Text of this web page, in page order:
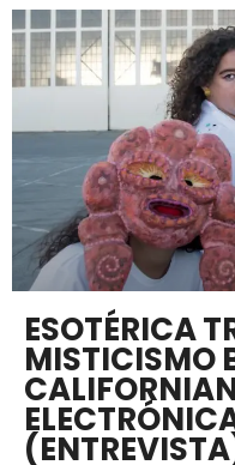
ESOTÉRICA
MISTICISMO